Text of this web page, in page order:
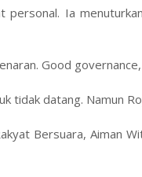
personal. Ia
Good
tidak datang. Namun
Bersuara, Aiman